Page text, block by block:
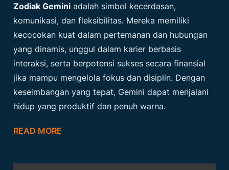
Zodiak Gemini adalah simbol kecerdasan,
komunikasi, dan fleksibilitas. Mereka memiliki
kecocokan kuat dalam pertemanan dan hubungan
yang dinamis, unggul dalam karier berbasis
interaksi, serta berpotensi sukses secara finansial
jika mampu mengelola fokus dan disiplin. Dengan
keseimbangan yang tepat, Gemini dapat menjalani
hidup yang produktif dan penuh warna.
READ MORE